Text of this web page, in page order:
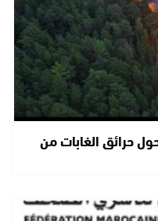
حرائق الغابات من